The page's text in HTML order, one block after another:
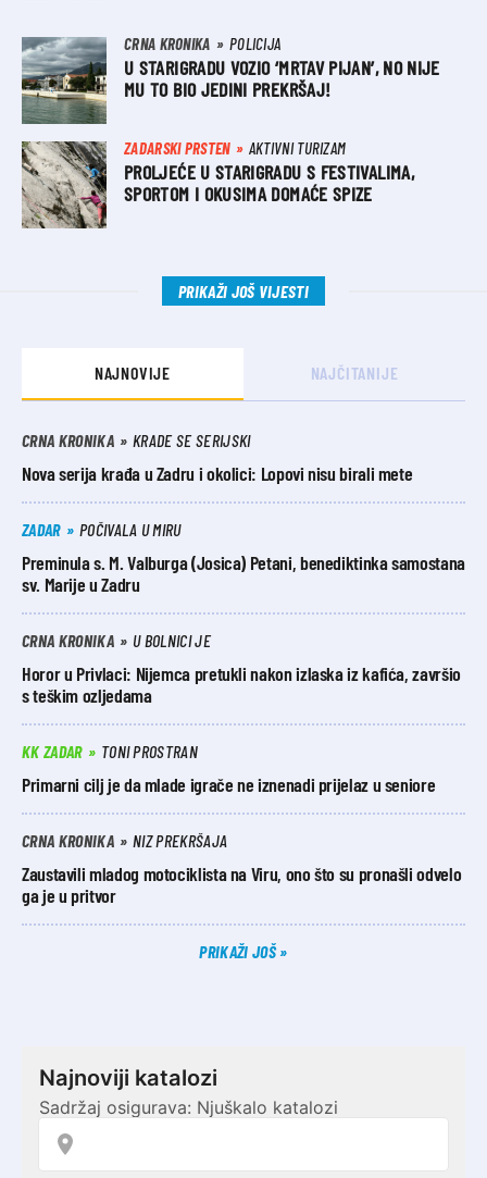
CRNA KRONIKA POLICIJA
U STARIGRADU VOZIO ‘MRTAV PIJAN’, NO NIJE
MU TO BIO JEDINI PREKRŠAJ!
ZADARSKI PRSTEN AKTIVNI TURIZAM
PROLJEĆE U STARIGRADU S FESTIVALIMA,
SPORTOM I OKUSIMA DOMAĆE SPIZE
PRIKAŽI JOŠ VIJESTI
NAJNOVIJE NAJČITANIJE
CRNA KRONIKA KRADE SE SERIJSKI
Nova serija krađa u Zadru i okolici: Lopovi nisu birali mete
ZADAR POČIVALA U MIRU
Preminula s. M. Valburga (Josica) Petani, benediktinka samostana
sv. Marije u Zadru
CRNA KRONIKA U BOLNICI JE
Horor u Privlaci: Nijemca pretukli nakon izlaska iz kafića, završio
s teškim ozljedama
KK ZADAR TONI PROSTRAN
Primarni cilj je da mlade igrače ne iznenadi prijelaz u seniore
CRNA KRONIKA NIZ PREKRŠAJA
Zaustavili mladog motociklista na Viru, ono što su pronašli odvelo
ga je u pritvor
PRIKAŽI JOŠ